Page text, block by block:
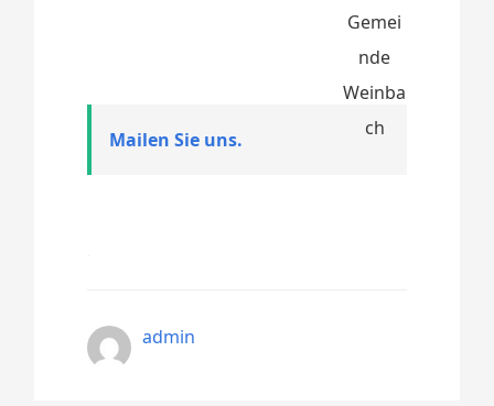
Mailen Sie uns.
admin